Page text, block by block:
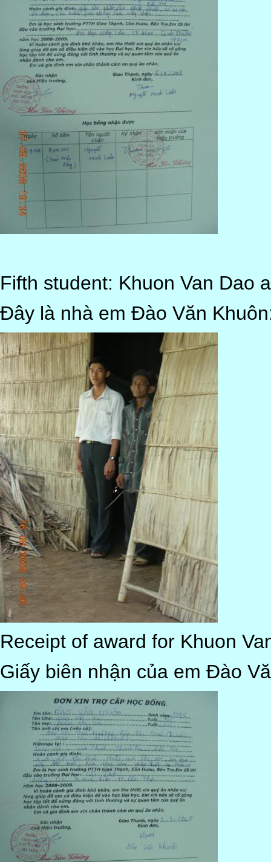
Fifth student: Khuon Van Dao
Đây là nhà em Đào Văn
Receipt of award for Khuon
Giấy biên nhận của em Đào